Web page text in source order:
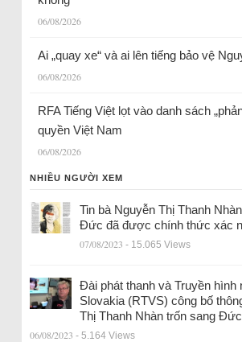
06/08/2026
Ai „quay xe“ và ai lên tiếng bảo vệ
06/08/2026
RFA Tiếng Việt lọt vào danh sách
quyền Việt Nam
06/08/2026
NHIỀU NGƯỜI XEM
Tin bà Nguyễn Thị Thanh
Đức đã được chính thức xác
07/08/2023 - 15.065 Views
Đài phát thanh và Truyền hình
Slovakia (RTVS) công bố
Thị Thanh Nhàn trốn sang
06/08/2023 - 5.164 Views